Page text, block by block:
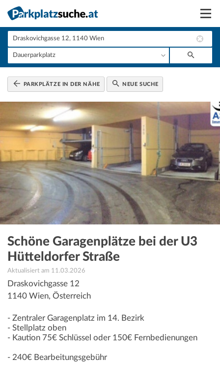
Suchen
Vermieten
Anmelden
PARKPLÄTZE IN DER NÄHE NEUE SUCHE
Schöne Garagenplätze bei der U3
Hütteldorfer Straße
Aktualisiert am 11.03.2026
Draskovichgasse 12
1140 Wien, Österreich
- Zentraler Garagenplatz im 14. Bezirk
- Stellplatz oben
- Kaution 75€ Schlüssel oder 150€ Fernbedienungen
- 240€ Bearbeitungsgebühr